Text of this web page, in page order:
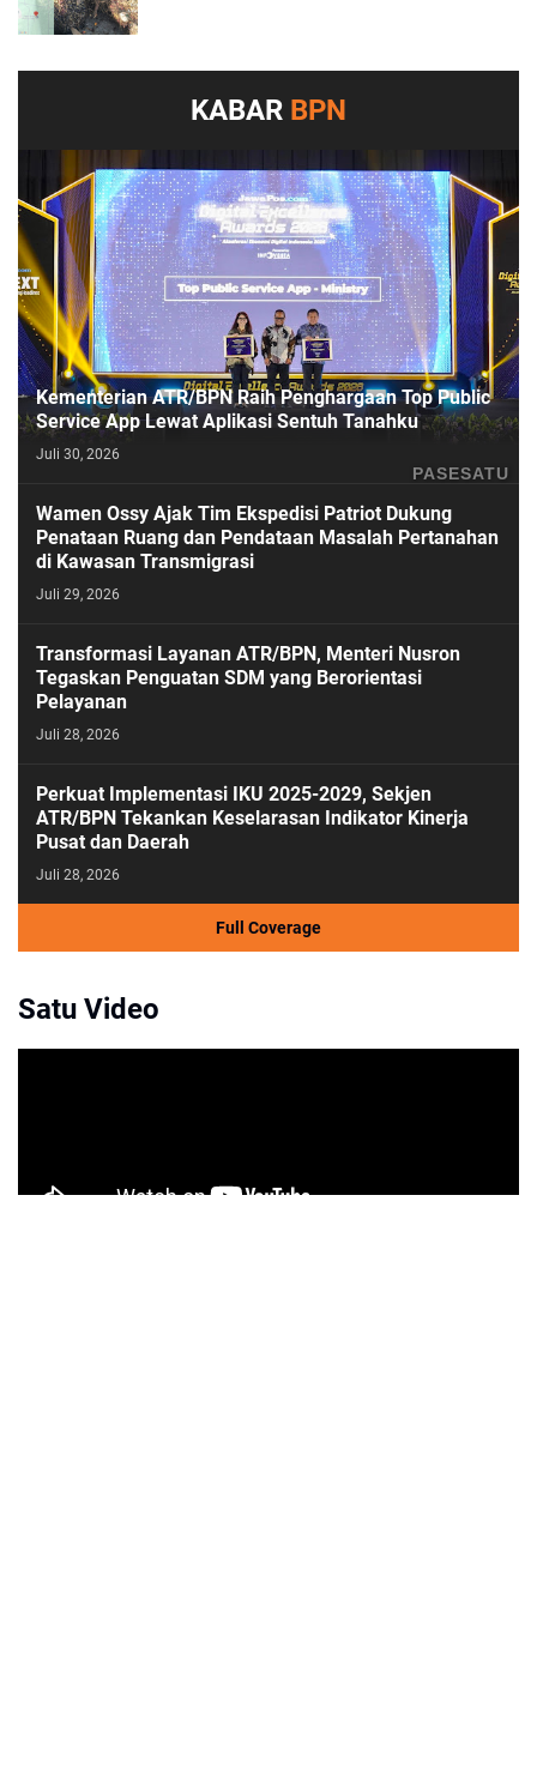
KABAR BPN
PASESATU
Kementerian ATR/BPN Raih Penghargaan Top Public
Service App Lewat Aplikasi Sentuh Tanahku
Juli 30, 2026
Wamen Ossy Ajak Tim Ekspedisi Patriot Dukung
Penataan Ruang dan Pendataan Masalah Pertanahan
di Kawasan Transmigrasi
Juli 29, 2026
Transformasi Layanan ATR/BPN, Menteri Nusron
Tegaskan Penguatan SDM yang Berorientasi
Pelayanan
Juli 28, 2026
Perkuat Implementasi IKU 2025-2029, Sekjen
ATR/BPN Tekankan Keselarasan Indikator Kinerja
Pusat dan Daerah
Juli 28, 2026
Full Coverage
Satu Video